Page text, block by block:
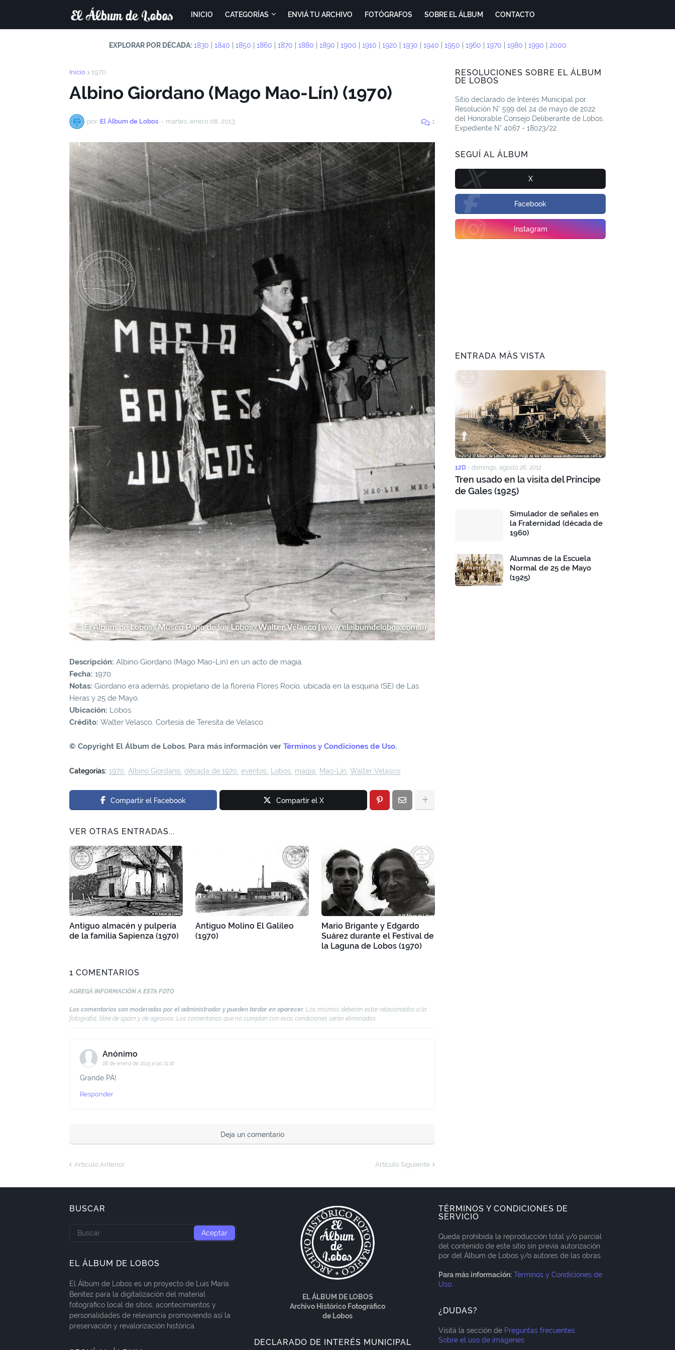
INICIO CATEGORÍAS ENVIÁ TU ARCHIVO FOTÓGRAFOS SOBRE EL ÁLBUM CONTACTO
EXPLORAR POR DÉCADA: 1830 1840 1850 1860 1870 1880 1890 1900 1910 1920 1930 1940 1950 1960 1970 1980 1990 2000
Inicio 1970
Albino Giordano (Mago Mao-Lín) (1970)
por El Álbum de Lobos - martes, enero 08, 2013 1
Descripción: Albino Giordano (Mago Mao-Lin) en un acto de magia.
Fecha: 1970.
Notas: Giordano era además, propietario de la florería Flores Rocío, ubicada en la esquina (SE) de Las
Heras y 25 de Mayo.
Ubicación: Lobos.
Crédito: Walter Velasco. Cortesía de Teresita de Velasco.
© Copyright El Álbum de Lobos. Para más información ver Términos y Condiciones de Uso.
Categorías: 1970 Albino Giordano década de 1970 eventos Lobos magia Mao-Lín Walter Velasco
Compartir el Facebook Compartir el X
VER OTRAS ENTRADAS...
Antiguo almacén y pulpería
de la familia Sapienza (1970)
Antiguo Molino El Galileo
(1970)
Mario Brigante y Edgardo
Suárez durante el Festival de
la Laguna de Lobos (1970)
1 COMENTARIOS
AGREGÁ INFORMACIÓN A ESTA FOTO
Los comentarios son moderados por el administrador y pueden tardar en aparecer. Los mismos deberán estar relacionados a la
fotografía, libre de spam y de agravios. Los comentarios que no cumplan con esas condiciones serán eliminados.
Anónimo
28 de enero de 2013 a las 21:16
Grande PÁ!
Responder
Deja un comentario
Artículo Anterior Artículo Siguiente
RESOLUCIONES SOBRE EL ÁLBUM
DE LOBOS
Sitio declarado de Interés Municipal por
Resolución N° 599 del 24 de mayo de 2022
del Honorable Consejo Deliberante de Lobos.
Expediente N° 4067 - 18023/22
SEGUÍ AL ÁLBUM
X
Facebook
Instagram
ENTRADA MÀS VISTA
12D - domingo, agosto 26, 2012
Tren usado en la visita del Príncipe
de Gales (1925)
Simulador de señales en
la Fraternidad (década de
1960)
Alumnas de la Escuela
Normal de 25 de Mayo
(1925)
BUSCAR
EL ÁLBUM DE LOBOS
El Álbum de Lobos es un proyecto de Luis María
Benítez para la digitalización del material
fotográfico local de sitios, acontecimientos y
personalidades de relevancia promoviendo así la
preservación y revalorización histórica.
EL ÁLBUM DE LOBOS
Archivo Histórico Fotográfico
de Lobos
DECLARADO DE INTERÉS MUNICIPAL
TÉRMINOS Y CONDICIONES DE
SERVICIO
Queda prohibida la reproducción total y/o parcial
del contenido de este sitio sin previa autorización
por del Álbum de Lobos y/o autores de las obras.
Para más información: Términos y Condiciones de
Uso
¿DUDAS?
Visitá la sección de Preguntas frecuentes
Sobre el uso de imágenes